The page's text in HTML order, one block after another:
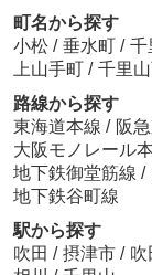
町名から探す
小松 / 垂水町 / 千
上山手町 / 千里
路線から探す
東海道本線 / 阪
大阪モノレール
地下鉄御堂筋線 /
地下鉄谷町線
駅から探す
吹田 / 摂津市 / 吹